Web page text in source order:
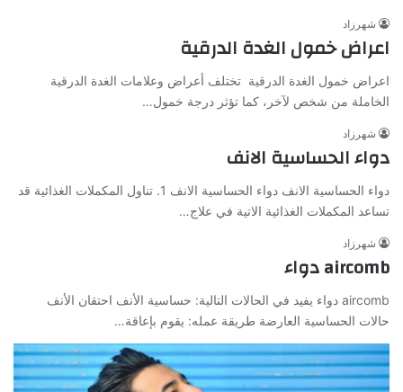
شهرزاد
اعراض خمول الغدة الدرقية
اعراض خمول الغدة الدرقية تختلف أعراض وعلامات الغدة الدرقية
الخاملة من شخص لآخر، كما تؤثر درجة خمول…
شهرزاد
دواء الحساسية الانف
دواء الحساسية الانف دواء الحساسية الانف 1. تناول المكملات الغذائية قد
تساعد المكملات الغذائية الاتية في علاج…
شهرزاد
aircomb دواء
aircomb دواء يفيد في الحالات التالية: حساسية الأنف احتقان الأنف
حالات الحساسية العارضة طريقة عمله: يقوم بإعاقة…